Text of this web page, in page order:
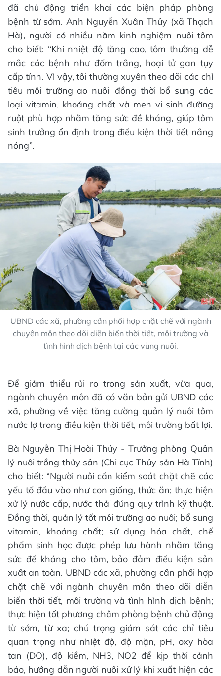
đã chủ động triển khai các biện pháp phòng
bệnh từ sớm. Anh Nguyễn Xuân Thủy (xã Thạch
Hà), người có nhiều năm kinh nghiệm nuôi tôm
cho biết: “Khi nhiệt độ tăng cao, tôm thường dễ
mắc các bệnh như đốm trắng, hoại tử gan tụy
cấp tính. Vì vậy, tôi thường xuyên theo dõi các chỉ
tiêu môi trường ao nuôi, đồng thời bổ sung các
loại vitamin, khoáng chất và men vi sinh đường
ruột phù hợp nhằm tăng sức đề kháng, giúp tôm
sinh trưởng ổn định trong điều kiện thời tiết nắng
nóng”.
UBND các xã, phường cần phối hợp chặt chẽ với ngành
chuyên môn theo dõi diễn biến thời tiết, môi trường và
tình hình dịch bệnh tại các vùng nuôi.
Để giảm thiểu rủi ro trong sản xuất, vừa qua,
ngành chuyên môn đã có văn bản gửi UBND các
xã, phường về việc tăng cường quản lý nuôi tôm
nước lợ trong điều kiện thời tiết, môi trường bất lợi.
Bà Nguyễn Thị Hoài Thúy - Trưởng phòng Quản
lý nuôi trồng thủy sản (Chi cục Thủy sản Hà Tĩnh)
cho biết: “Người nuôi cần kiểm soát chặt chẽ các
yếu tố đầu vào như con giống, thức ăn; thực hiện
xử lý nước cấp, nước thải đúng quy trình kỹ thuật.
Đồng thời, quản lý tốt môi trường ao nuôi; bổ sung
vitamin, khoáng chất; sử dụng hóa chất, chế
phẩm sinh học được phép lưu hành nhằm tăng
sức đề kháng cho tôm, bảo đảm điều kiện sản
xuất an toàn. UBND các xã, phường cần phối hợp
chặt chẽ với ngành chuyên môn theo dõi diễn
biến thời tiết, môi trường và tình hình dịch bệnh;
thực hiện tốt phương châm phòng bệnh chủ động
từ sớm, từ xa; chú trọng giám sát các chỉ tiêu
quan trọng như nhiệt độ, độ mặn, pH, oxy hòa
tan (DO), độ kiềm, NH3, NO2 để kịp thời cảnh
báo, hướng dẫn người nuôi xử lý khi xuất hiện các